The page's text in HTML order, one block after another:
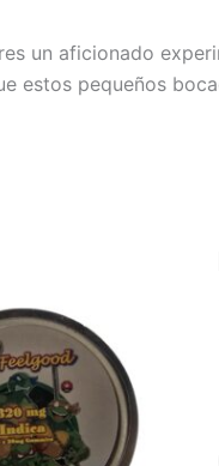
un aficionado
estos pequeños